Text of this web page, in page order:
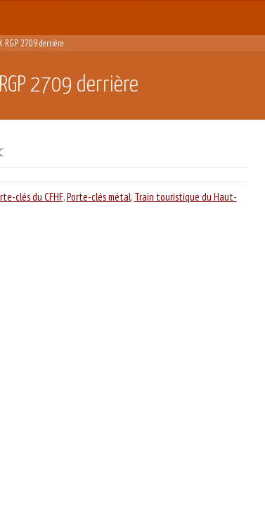
RGP 2709 derrière
2709 derrière
clés du CFHF,Porte-clés métal, Train touristique du Haut-